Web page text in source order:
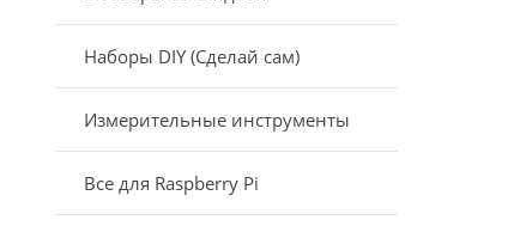
Наборы DIY (Сделай сам)
Измерительные инструменты
Все для Raspberry Pi